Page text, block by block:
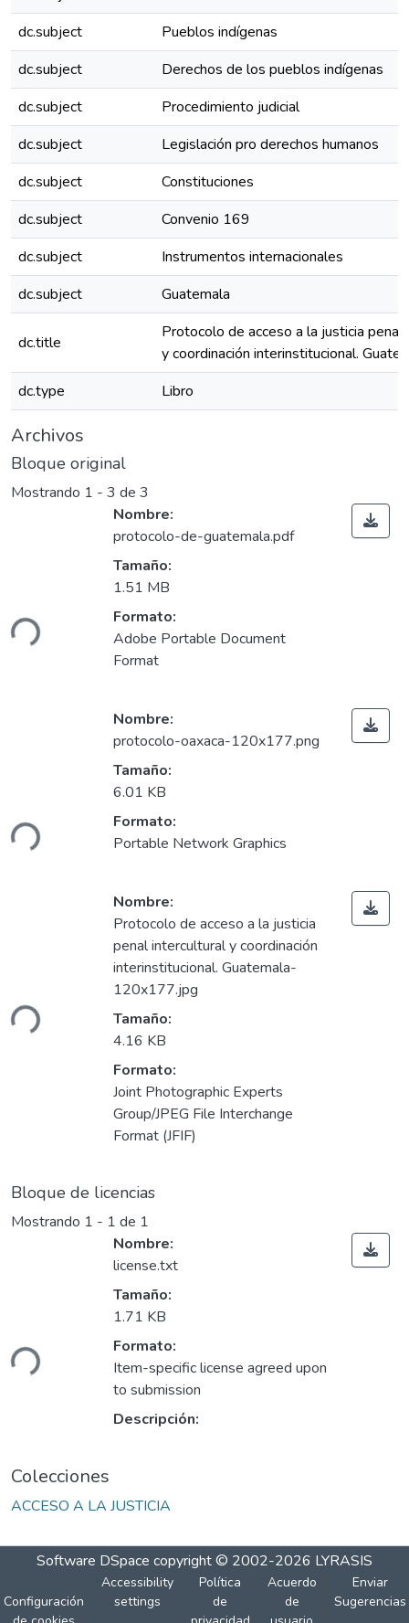
dc.subject
Pueblos indígenas
dc.subject
Derechos de los pueblos indígenas
dc.subject
Procedimiento judicial
dc.subject
Legislación pro derechos humanos
dc.subject
Constituciones
dc.subject
Convenio 169
dc.subject
Instrumentos internacionales
dc.subject
Guatemala
dc.title
Protocolo de acceso a la justicia penal
y coordinación interinstitucional.
dc.type
Libro
Archivos
Bloque original
Mostrando 1 - 3 de 3
Nombre:
protocolo-de-guatemala.pdf
Tamaño:
1.51 MB
Formato:
Adobe Portable Document
Format
Nombre:
protocolo-oaxaca-120x177.png
Tamaño:
6.01 KB
Formato:
Portable Network Graphics
Nombre:
Protocolo de acceso a la justicia
penal intercultural y coordinación
interinstitucional. Guatemala-
120x177.jpg
Tamaño:
4.16 KB
Formato:
Joint Photographic Experts
Group/JPEG File Interchange
Format (JFIF)
Bloque de licencias
Mostrando 1 - 1 de 1
Nombre:
license.txt
Tamaño:
1.71 KB
Formato:
Item-specific license agreed upon
to submission
Descripción:
Colecciones
ACCESO A LA JUSTICIA
Software DSpace copyright © 2002-2026 LYRASIS
Configuración
Accessibility
settings
Política
de
Acuerdo
de
Enviar
Sugerencias